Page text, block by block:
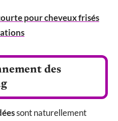
pour cheveux frisés
des
sont naturellement